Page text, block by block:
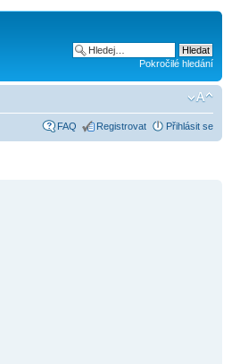
Pokročilé hledání
FAQ Registrovat Přihlásit se